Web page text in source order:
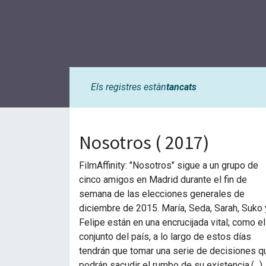
Els registres estàntancats
Nosotros ( 2017)
FilmAffinity: "Nosotros" sigue a un grupo de
cinco amigos en Madrid durante el fin de
semana de las elecciones generales de
diciembre de 2015. María, Seda, Sarah, Suko
Felipe están en una encrucijada vital; como el
conjunto del país, a lo largo de estos días
tendrán que tomar una serie de decisiones